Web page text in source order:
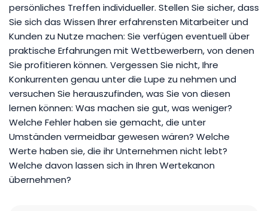
persönliches Treffen individueller. Stellen Sie sicher, dass
Sie sich das Wissen Ihrer erfahrensten Mitarbeiter und
Kunden zu Nutze machen: Sie verfügen eventuell über
praktische Erfahrungen mit Wettbewerbern, von denen
Sie profitieren können. Vergessen Sie nicht, Ihre
Konkurrenten genau unter die Lupe zu nehmen und
versuchen Sie herauszufinden, was Sie von diesen
lernen können: Was machen sie gut, was weniger?
Welche Fehler haben sie gemacht, die unter
Umständen vermeidbar gewesen wären? Welche
Werte haben sie, die ihr Unternehmen nicht lebt?
Welche davon lassen sich in Ihren Wertekanon
übernehmen?